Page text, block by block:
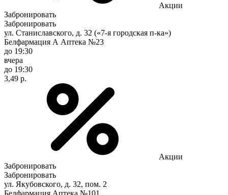
Акции
Забронировать
Забронировать
ул. Станиславского, д. 32 («7-я городская п-ка»)
Белфармация А Аптека №23
до 19:30
вчера
до 19:30
3,49 р.
Акции
Забронировать
Забронировать
ул. Якубовского, д. 32, пом. 2
Белфармация Аптека №101